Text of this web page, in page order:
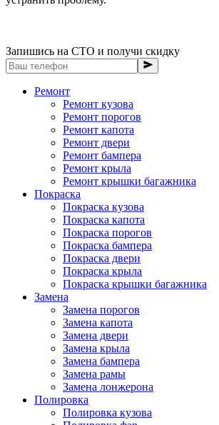
Запишись на СТО и получи скидку
Ремонт
Ремонт кузова
Ремонт порогов
Ремонт капота
Ремонт двери
Ремонт бампера
Ремонт крыла
Ремонт крышки багажника
Покраска
Покраска кузова
Покраска капота
Покраска порогов
Покраска бампера
Покраска двери
Покраска крыла
Покраска крышки багажника
Замена
Замена порогов
Замена капота
Замена двери
Замена крыла
Замена бампера
Замена рамы
Замена лонжерона
Полировка
Полировка кузова